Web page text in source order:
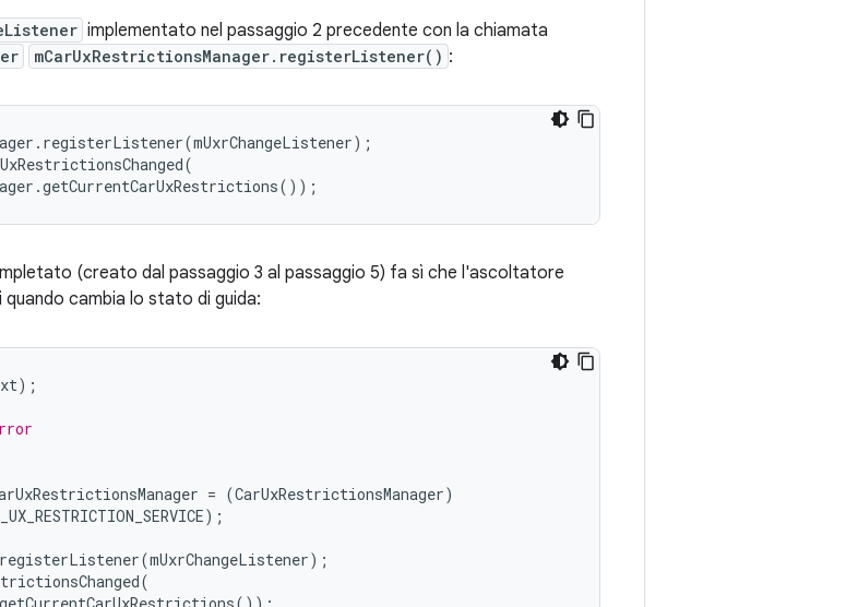
implementato nel passaggio 2 precedente con la chiamata
mCarUxRestrictionsManager.registerListener() :
. registerListener(mUxrChangeListener);
(
.getCurrentCarUxRestrictions());
(creato dal passaggio 3 al passaggio 5) fa sì che l'ascoltatore
cambia lo stato di guida:
);
= (CarUxRestrictionsManager)
);
registerListener(mUxrChangeListener);
(